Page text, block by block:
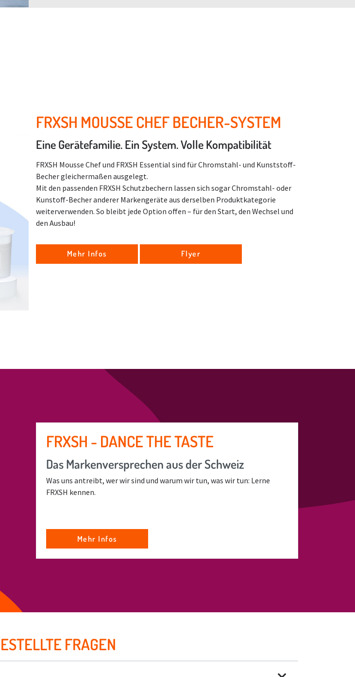
FRXSH MOUSSE CHEF BECHER-SYSTEM
Eine Gerätefamilie. Ein System. Volle Kompatibilität
FRXSH Mousse Chef und FRXSH Essential sind für Chromstahl- und Kunststoff-
Becher gleichermaßen ausgelegt.
Mit den passenden FRXSH Schutzbechern lassen sich sogar Chromstahl- oder
Kunstoff-Becher anderer Markengeräte aus derselben Produktkategorie
weiterverwenden. So bleibt jede Option offen – für den Start, den Wechsel und
den Ausbau!
Mehr Infos Flyer
FRXSH - DANCE THE TASTE
Das Markenversprechen aus der Schweiz
Was uns antreibt, wer wir sind und warum wir tun, was wir tun: Lerne
FRXSH kennen.
Mehr Infos
FRAGEN